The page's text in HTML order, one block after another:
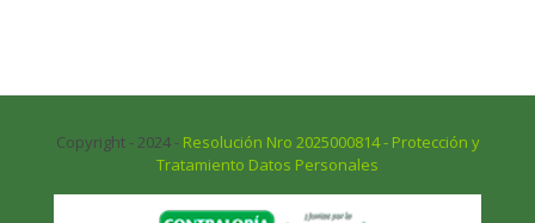
Copyright - 2024 - Resolución Nro 2025000814 - Protección y
Tratamiento Datos Personales